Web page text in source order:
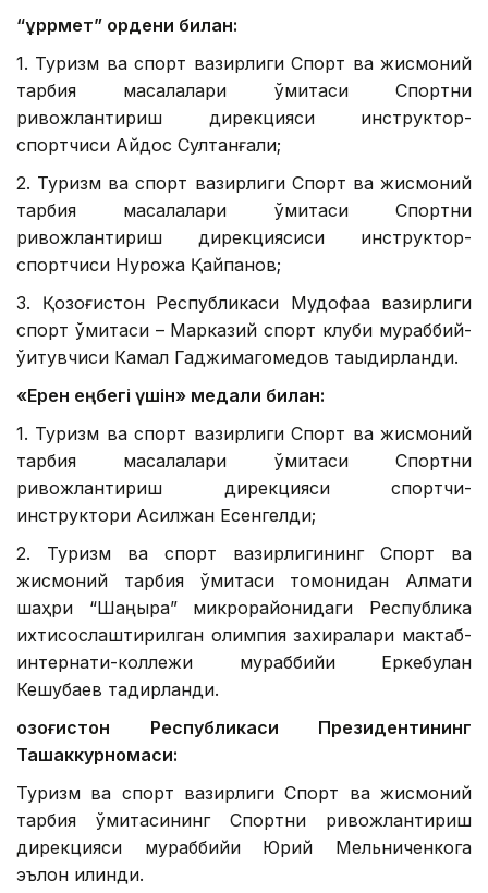
“Құррмет” ордени билан:
1. Туризм ва спорт вазирлиги Спорт ва жисмоний
тарбия масалалари қўмитаси Спортни
ривожлантириш дирекцияси инструктор-
спортчиси Айдос Султанғали;
2. Туризм ва спорт вазирлиги Спорт ва жисмоний
тарбия масалалари қўмитаси Спортни
ривожлантириш дирекциясиси инструктор-
спортчиси Нурқожа Қайпанов;
3. Қозоғистон Республикаси Мудофаа вазирлиги
спорт қўмитаси – Марказий спорт клуби мураббий-
ўқитувчиси Камал Гаджимагомедов таыдирланди.
«Ерен еңбегі үшін» медали билан:
1. Туризм ва спорт вазирлиги Спорт ва жисмоний
тарбия масалалари қўмитаси Спортни
ривожлантириш дирекцияси спортчи-
инструктори Асилжан Есенгелди;
2. Туризм ва спорт вазирлигининг Спорт ва
жисмоний тарбия қўмитаси томонидан Алмати
шаҳри “Шаңырақ” микрорайонидаги Республика
ихтисослаштирилган олимпия захиралари мактаб-
интернати-коллежи мураббийи Еркебулан
Кешубаев тақдирланди.
Қозоғистон Республикаси Президентининг
Ташаккурномаси:
Туризм ва спорт вазирлиги Спорт ва жисмоний
тарбия қўмитасининг Спортни ривожлантириш
дирекцияси мураббийи Юрий Мельниченкога
эълон қилинди.